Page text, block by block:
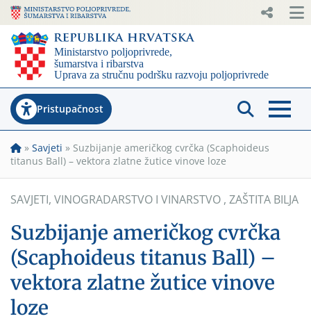
Pristupačnost
» Savjeti » Suzbijanje američkog cvrčka (Scaphoideus
titanus Ball) – vektora zlatne žutice vinove loze
SAVJETI, VINOGRADARSTVO I VINARSTVO , ZAŠTITA BILJA
Suzbijanje američkog cvrčka
(Scaphoideus titanus Ball) –
vektora zlatne žutice vinove
loze